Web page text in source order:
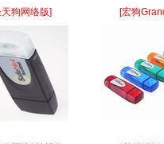
天狗网络版] [宏狗